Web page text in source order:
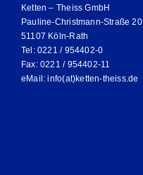
Ketten – Theiss GmbH
Pauline-Christmann-Straße 20
51107 Köln-Rath
Tel: 0221 / 954402-0
Fax: 0221 / 954402-11
eMail:info(at)ketten-theiss.de